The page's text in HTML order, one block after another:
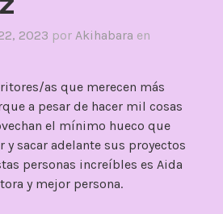
2023 por Akihabara en
as que merecen más
a pesar de hacer mil cosas
el mínimo hueco que
y sacar adelante sus proyectos
personas increíbles es Aida
y mejor persona.